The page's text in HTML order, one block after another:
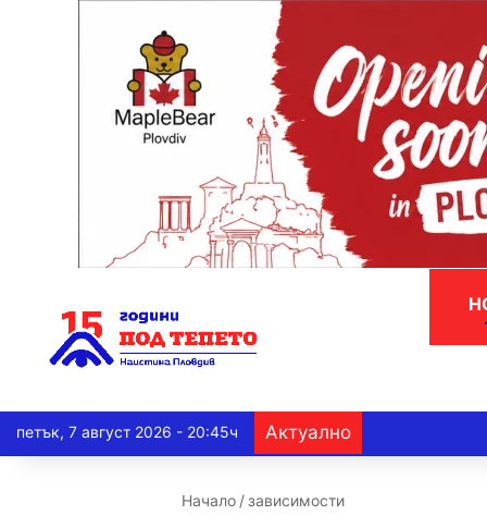
петък, 7 август 2026 - 20:45ч Актуално
Начало / зависимости